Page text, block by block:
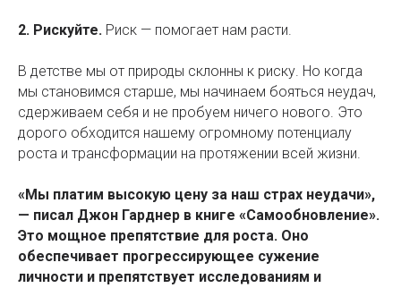
2. Рискуйте. Риск — помогает нам расти.
В детстве мы от природы склонны к риску. Но когда
мы становимся старше, мы начинаем бояться неудач,
сдерживаем себя и не пробуем ничего нового. Это
дорого обходится нашему огромному потенциалу
роста и трансформации на протяжении всей жизни.
«Мы платим высокую цену за наш страх неудачи»,
— писал Джон Гарднер в книге «Самообновление».
Это мощное препятствие для роста. Оно
обеспечивает прогрессирующее сужение
личности и препятствует исследованиям и